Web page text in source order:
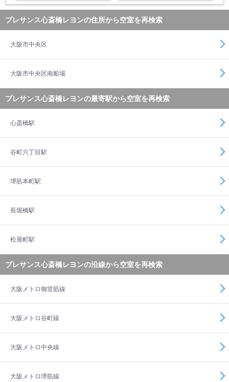
プレサンス心斎橋レヨンの住所から空室を再検索
大阪市中央区
大阪市中央区南船場
プレサンス心斎橋レヨンの最寄駅から空室を再検索
心斎橋駅
谷町六丁目駅
堺筋本町駅
長堀橋駅
松屋町駅
プレサンス心斎橋レヨンの沿線から空室を再検索
大阪メトロ御堂筋線
大阪メトロ谷町線
大阪メトロ中央線
大阪メトロ堺筋線